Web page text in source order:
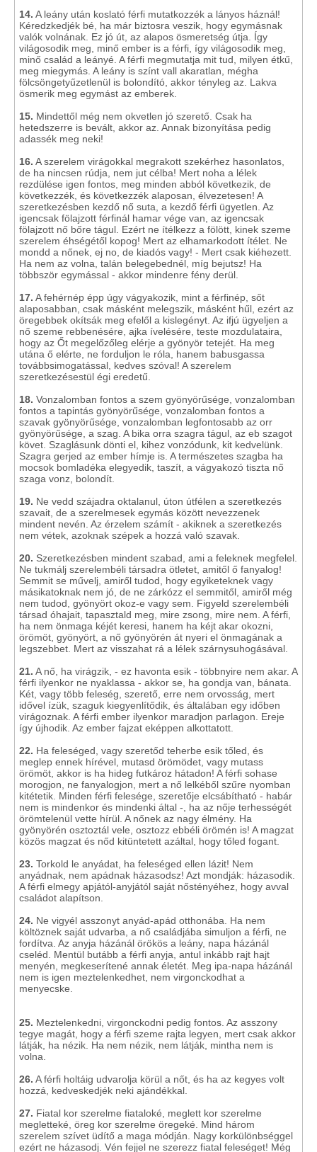
14. A leány után koslató férfi mutatkozzék a lányos háznál!
Kéredzkedjék bé, ha már biztosra veszik, hogy egymásnak
valók volnának. Ez jó út, az alapos ösmeretség útja. Így
világosodik meg, minő ember is a férfi, így világosodik meg,
minő család a leányé. A férfi megmutatja mit tud, milyen étkű,
meg miegymás. A leány is színt vall akaratlan, mégha
fölcsöngetyűzetlenül is bolondító, akkor tényleg az. Lakva
ösmerik meg egymást az emberek.
15. Mindettől még nem okvetlen jó szerető. Csak ha
hetedszerre is bevált, akkor az. Annak bizonyítása pedig
adassék meg neki!
16. A szerelem virágokkal megrakott szekérhez hasonlatos,
de ha nincsen rúdja, nem jut célba! Mert noha a lélek
rezdülése igen fontos, meg minden abból következik, de
következzék, és következzék alaposan, élvezetesen! A
szeretkezésben kezdő nő suta, a kezdő férfi ügyetlen. Az
igencsak fölajzott férfinál hamar vége van, az igencsak
fölajzott nő bőre tágul. Ezért ne ítélkezz a fölött, kinek szeme
szerelem éhségétől kopog! Mert az elhamarkodott ítélet. Ne
mondd a nőnek, ej no, de kiadós vagy! - Mert csak kiéhezett.
Ha nem az volna, talán belegebednél, míg bejutsz! Ha
többször egymással - akkor mindenre fény derül.
17. A fehérnép épp úgy vágyakozik, mint a férfinép, sőt
alaposabban, csak másként melegszik, másként hűl, ezért az
öregebbek okítsák meg efelől a kislegényt. Az ifjú ügyeljen a
nő szeme rebbenésére, ajka ívelésére, teste mozdulataira,
hogy az Őt megelőzőleg elérje a gyönyör tetejét. Ha meg
utána ő elérte, ne forduljon le róla, hanem babusgassa
továbbsimogatással, kedves szóval! A szerelem
szeretkezésestül égi eredetű.
18. Vonzalomban fontos a szem gyönyörűsége, vonzalomban
fontos a tapintás gyönyörűsége, vonzalomban fontos a
szavak gyönyörűsége, vonzalomban legfontosabb az orr
gyönyörűsége, a szag. A bika orra szagra tágul, az eb szagot
követ. Szaglásunk dönti el, kihez vonzódunk, kit kedvelünk.
Szagra gerjed az ember hímje is. A természetes szagba ha
mocsok bomladéka elegyedik, taszít, a vágyakozó tiszta nő
szaga vonz, bolondít.
19. Ne vedd szájadra oktalanul, úton útfélen a szeretkezés
szavait, de a szerelmesek egymás között nevezzenek
mindent nevén. Az érzelem számít - akiknek a szeretkezés
nem vétek, azoknak szépek a hozzá való szavak.
20. Szeretkezésben mindent szabad, ami a feleknek megfelel.
Ne tukmálj szerelembéli társadra ötletet, amitől ő fanyalog!
Semmit se művelj, amiről tudod, hogy egyiketeknek vagy
másikatoknak nem jó, de ne zárkózz el semmitől, amiről még
nem tudod, gyönyört okoz-e vagy sem. Figyeld szerelembéli
társad óhajait, tapasztald meg, mire zsong, mire nem. A férfi,
ha nem önmaga kéjét keresi, hanem ha kéjt akar okozni,
örömöt, gyönyört, a nő gyönyörén át nyeri el önmagának a
legszebbet. Mert az visszahat rá a lélek szárnysuhogásával.
21. A nő, ha virágzik, - ez havonta esik - többnyire nem akar. A
férfi ilyenkor ne nyaklassa - akkor se, ha gondja van, bánata.
Két, vagy több feleség, szerető, erre nem orvosság, mert
idővel ízük, szaguk kiegyenlítődik, és általában egy időben
virágoznak. A férfi ember ilyenkor maradjon parlagon. Ereje
így újhodik. Az ember fajzat eképpen alkottatott.
22. Ha feleséged, vagy szeretőd teherbe esik tőled, és
meglep ennek hírével, mutasd örömödet, vagy mutass
örömöt, akkor is ha hideg futkároz hátadon! A férfi sohase
morogjon, ne fanyalogjon, mert a nő lelkéből szűre nyomban
kitétetik. Minden férfi felesége, szeretője elcsábítható - habár
nem is mindenkor és mindenki által -, ha az nője terhességét
örömtelenül vette hírül. A nőnek az nagy élmény. Ha
gyönyörén osztoztál vele, osztozz ebbéli örömén is! A magzat
közös magzat és nőd kitüntetett azáltal, hogy tőled fogant.
23. Torkold le anyádat, ha feleséged ellen lázit! Nem
anyádnak, nem apádnak házasodsz! Azt mondják: házasodik.
A férfi elmegy apjától-anyjától saját nőstényéhez, hogy avval
családot alapítson.
24. Ne vigyél asszonyt anyád-apád otthonába. Ha nem
költöznek saját udvarba, a nő családjába simuljon a férfi, ne
fordítva. Az anyja házánál örökös a leány, napa házánál
cseléd. Mentül butább a férfi anyja, antul inkább rajt hajt
menyén, megkeserítené annak életét. Meg ipa-napa házánál
nem is igen meztelenkedhet, nem virgonckodhat a
menyecske.
25. Meztelenkedni, virgonckodni pedig fontos. Az asszony
tegye magát, hogy a férfi szeme rajta legyen, mert csak akkor
látják, ha nézik. Ha nem nézik, nem látják, mintha nem is
volna.
26. A férfi holtáig udvarolja körül a nőt, és ha az kegyes volt
hozzá, kedveskedjék neki ajándékkal.
27. Fiatal kor szerelme fiataloké, meglett kor szerelme
megletteké, öreg kor szerelme öregeké. Mind három
szerelem szívet üdítő a maga módján. Nagy korkülönbséggel
ezért ne házasodj. Vén fejjel ne szerezz fiatal feleséget! Még